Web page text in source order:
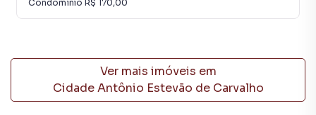
Anuncie seu imóvel! É fácil, rápido e gratuito! A Costana
Na Costana Empreendimentos Imobiliários você
Condomínio R$ 170,00
Ver mais imóveis em
Cidade Antônio Estevão de Carvalho